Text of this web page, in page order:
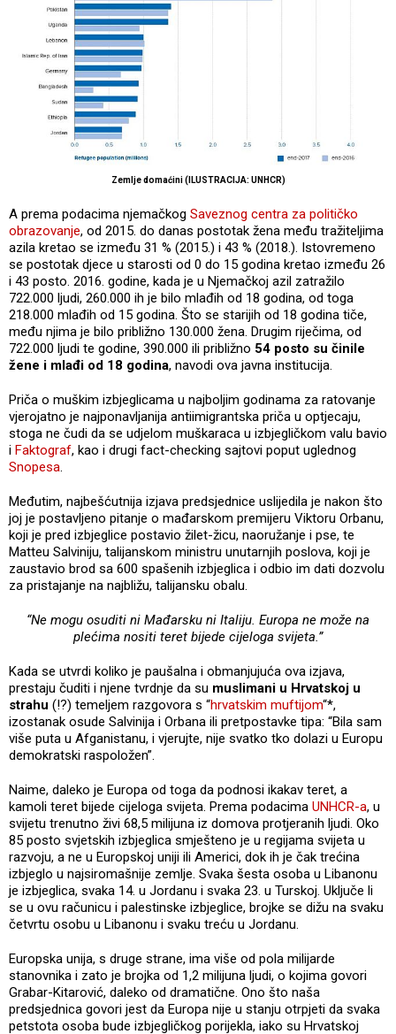
Zemlje domaćini (ILUSTRACIJA: UNHCR)
A prema podacima njemačkog Saveznog centra za političko
obrazovanje, od 2015. do danas postotak žena među tražiteljima
azila kretao se između 31 % (2015.) i 43 % (2018.). Istovremeno
se postotak djece u starosti od 0 do 15 godina kretao između 26
i 43 posto. 2016. godine, kada je u Njemačkoj azil zatražilo
722.000 ljudi, 260.000 ih je bilo mlađih od 18 godina, od toga
218.000 mlađih od 15 godina. Što se starijih od 18 godina tiče,
među njima je bilo približno 130.000 žena. Drugim riječima, od
722.000 ljudi te godine, 390.000 ili približno 54 posto su činile
žene i mlađi od 18 godina, navodi ova javna institucija.
Priča o muškim izbjeglicama u najboljim godinama za ratovanje
vjerojatno je najponavljanija antiimigrantska priča u optjecaju,
stoga ne čudi da se udjelom muškaraca u izbjegličkom valu bavio
i Faktograf, kao i drugi fact-checking sajtovi poput uglednog
Snopesa.
Međutim, najbešćutnija izjava predsjednice uslijedila je nakon što
joj je postavljeno pitanje o mađarskom premijeru Viktoru Orbanu,
koji je pred izbjeglice postavio žilet-žicu, naoružanje i pse, te
Matteu Salviniju, talijanskom ministru unutarnjih poslova, koji je
zaustavio brod sa 600 spašenih izbjeglica i odbio im dati dozvolu
za pristajanje na najbližu, talijansku obalu.
“Ne mogu osuditi ni Mađarsku ni Italiju. Europa ne može na
plećima nositi teret bijede cijeloga svijeta.”
Kada se utvrdi koliko je paušalna i obmanjujuća ova izjava,
prestaju čuditi i njene tvrdnje da su muslimani u Hrvatskoj u
strahu (!?) temeljem razgovora s “hrvatskim muftijom“*,
izostanak osude Salvinija i Orbana ili pretpostavke tipa: “Bila sam
više puta u Afganistanu, i vjerujte, nije svatko tko dolazi u Europu
demokratski raspoložen”.
Naime, daleko je Europa od toga da podnosi ikakav teret, a
kamoli teret bijede cijeloga svijeta. Prema podacima UNHCR-a, u
svijetu trenutno živi 68,5 milijuna iz domova protjeranih ljudi. Oko
85 posto svjetskih izbjeglica smješteno je u regijama svijeta u
razvoju, a ne u Europskoj uniji ili Americi, dok ih je čak trećina
izbjeglo u najsiromašnije zemlje. Svaka šesta osoba u Libanonu
je izbjeglica, svaka 14. u Jordanu i svaka 23. u Turskoj. Uključe li
se u ovu računicu i palestinske izbjeglice, brojke se dižu na svaku
četvrtu osobu u Libanonu i svaku treću u Jordanu.
Europska unija, s druge strane, ima više od pola milijarde
stanovnika i zato je brojka od 1,2 milijuna ljudi, o kojima govori
Grabar-Kitarović, daleko od dramatične. Ono što naša
predsjednica govori jest da Europa nije u stanju otrpjeti da svaka
petstota osoba bude izbjegličkog porijekla, iako su Hrvatskoj